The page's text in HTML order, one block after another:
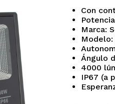
Con
Marca:
Modelo:
Ángulo
4000
IP67 (a